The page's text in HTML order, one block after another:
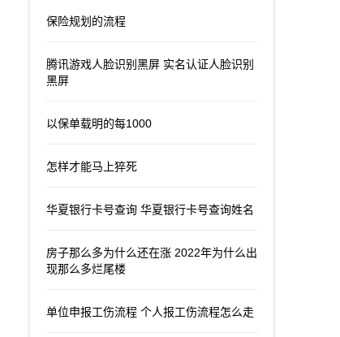
保险规划的流程
腾讯游戏人脸识别黑屏 实名认证人脸识别
黑屏
以保单载明的每1000
怎样才能马上猝死
华夏银行卡号查询 华夏银行卡号查询姓名
房子那么多为什么还在涨 2022年为什么出
现那么多烂尾楼
单位申报工伤流程 个人报工伤流程怎么走